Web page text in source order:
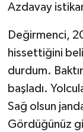
Azdavay
Değirmenci,
hissettiğini
durdum.
başladı.
Sağ olsun
Gördüğünüz